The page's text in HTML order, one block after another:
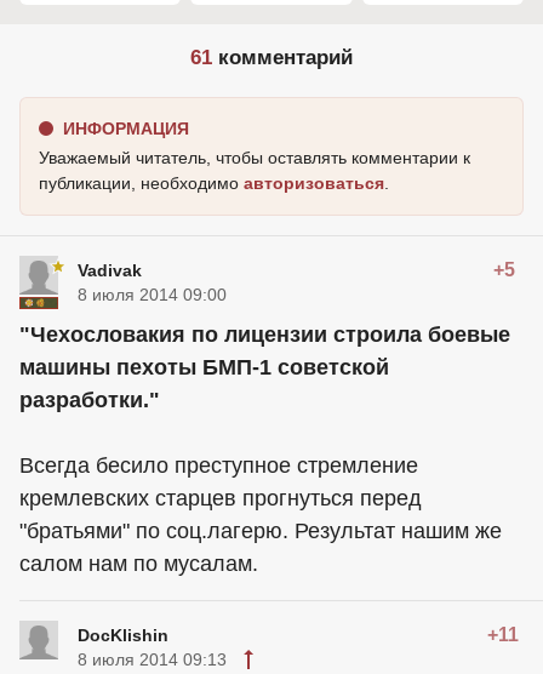
61 комментарий
ИНФОРМАЦИЯ
Уважаемый читатель, чтобы оставлять комментарии к
публикации, необходимо авторизоваться
Vadivak +5
8 июля 2014 09:00
"Чехословакия по лицензии строила боевые
машины пехоты БМП-1 советской
разработки."
Всегда бесило преступное стремление
кремлевских старцев прогнуться перед
"братьями" по соц.лагерю. Результат нашим же
салом нам по мусалам.
DocKlishin +11
8 июля 2014 09:13